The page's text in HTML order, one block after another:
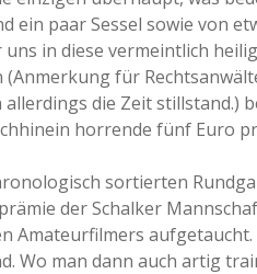
ein paar Sessel sowie von
in diese vermeintlich
(Anmerkung für
die Zeit stillstand.)
horrende fünf Euro
sortierten
der Schalker
Amateurfilmers
Wo man dann auch artig